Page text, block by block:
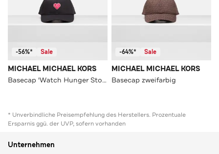
-56%* Sale
MICHAEL MICHAEL KORS
Basecap 'Watch Hunger Stop' schwarz unisex
-64%* Sale
MICHAEL MICHAEL KORS
Basecap zweifarbig
* Unverbindliche Preisempfehlung des Herstellers. Prozentuale
Ersparnis ggü. der UVP, sofern vorhanden
Unternehmen